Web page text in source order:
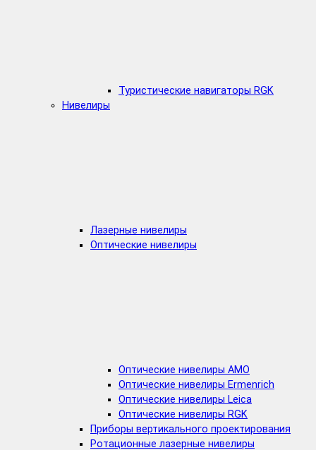
Туристические навигаторы RGK
Нивелиры
Лазерные нивелиры
Оптические нивелиры
Оптические нивелиры AMO
Оптические нивелиры Ermenrich
Оптические нивелиры Leica
Оптические нивелиры RGK
Приборы вертикального проектирования
Ротационные лазерные нивелиры